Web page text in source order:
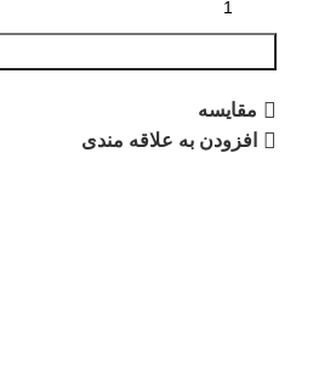
مقایسه
افزودن به علاقه مندی